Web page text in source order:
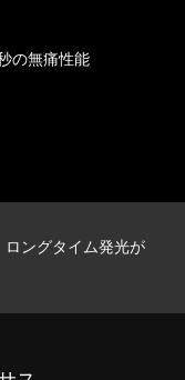
の無痛性能
ングタイム発光が